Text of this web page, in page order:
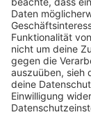
HOME
RADIOS
barba radio
Lagerfeuer
Füße hoch
Schmusekatze
Song Contest